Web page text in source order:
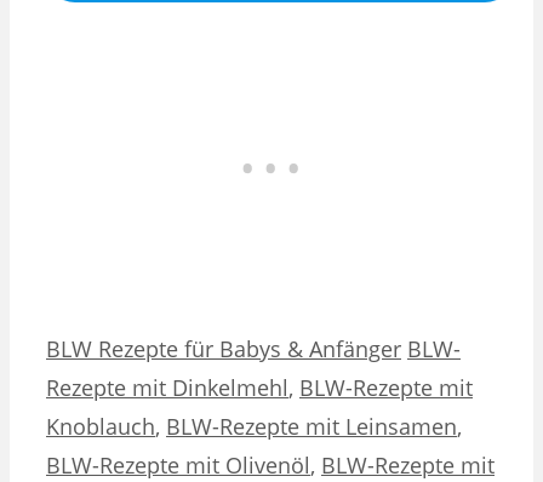
Kategorien
BLW Rezepte für Babys & Anfänger Schlagwörter
BLW-
Rezepte mit Dinkelmehl, BLW-Rezepte mit
Knoblauch, BLW-Rezepte mit Leinsamen,
BLW-Rezepte mit Olivenöl, BLW-Rezepte mit